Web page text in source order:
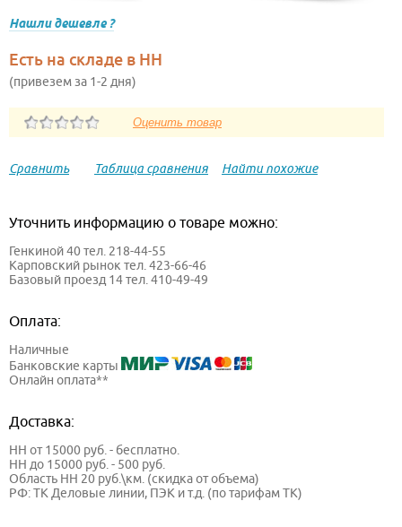
Нашли дешевле ?
Есть на складе в НН
(привезем за 1-2 дня)
Сравнить Таблица сравнения Найти похожие
Уточнить информацию о товаре можно:
Генкиной 40 тел. 218-44-55
Карповский рынок тел. 423-66-46
Базовый проезд 14 тел. 410-49-49
Оплата:
Наличные
Банковские карты
Онлайн оплата**
Доставка:
НН от 15000 руб. - бесплатно.
НН до 15000 руб. - 500 руб.
Область НН 20 руб.\км. (скидка от объема)
РФ: ТК Деловые линии, ПЭК и т.д. (по тарифам ТК)